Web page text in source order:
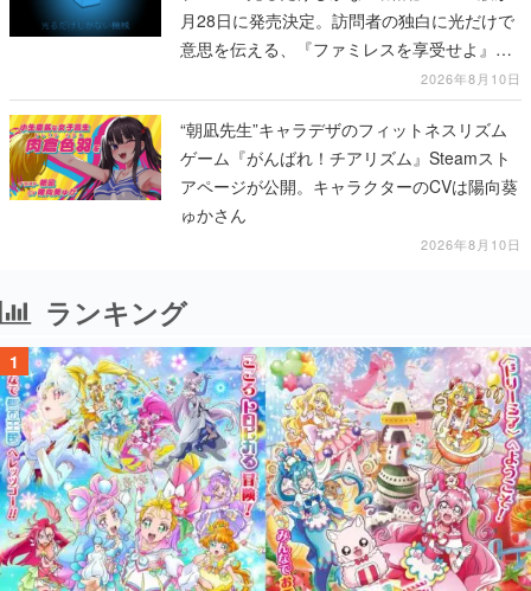
月28日に発売決定。訪問者の独白に光だけで
意思を伝える、『ファミレスを享受せよ』開
2026年8月10日
“朝凪先生”キャラデザのフィットネスリズム
ゲーム『がんばれ！チアリズム』Steamスト
アページが公開。キャラクターのCVは陽向葵
ゅかさん
2026年8月10日
ランキング
1